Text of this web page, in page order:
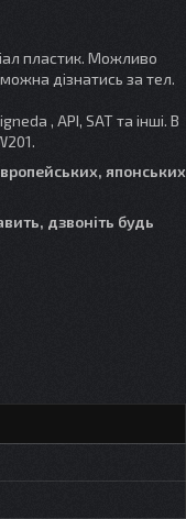
пластик. Можливо
дізнатись за тел.
, API, SAT та інші. В
японських
дзвоніть будь